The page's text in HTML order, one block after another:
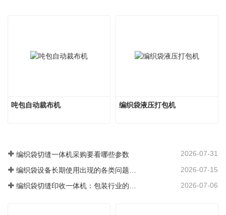
吨包自动裁布机 编织袋液压打包机
编织袋切缝一体机采购要看哪些参数 2026-07-31
2026-07-15
编织袋切缝印收一体机：包装行业的高效升级核心 2026-07-06